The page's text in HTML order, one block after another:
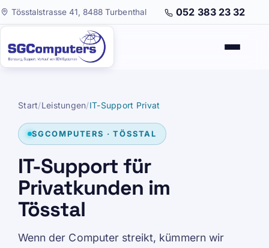
Tösstalstrasse 41, 8488 Turbenthal 052 383 23 32
Start/Leistungen/IT-Support Privat
SGCOMPUTERS · TÖSSTAL
IT-Support für
Privatkunden im
Tösstal
Wenn der Computer streikt, kümmern wir